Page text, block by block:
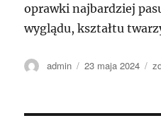
oprawki najbardziej
wyglądu, kształtu
Autor
admin
Data
23 maja 2024